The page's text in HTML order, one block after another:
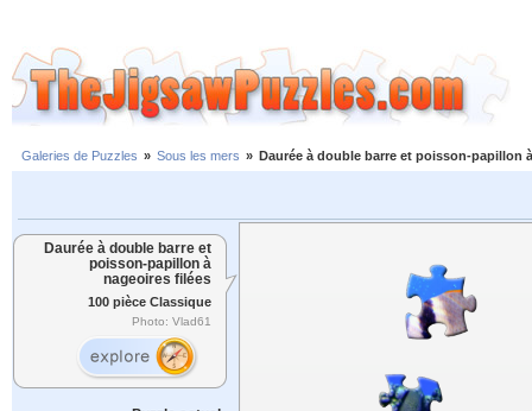
Galeries de Puzzles » Sous les mers » Daurée à double barre et poisson-papillon
Daurée à double barre et
poisson-papillon à
nageoires filées
100 pièce Classique
Photo: Vlad61